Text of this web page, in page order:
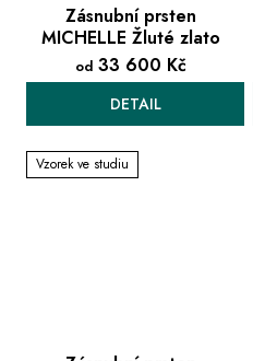
Zásnubní prsten
MICHELLE Žluté zlato
od 33 600 Kč
DETAIL
Vzorek ve studiu